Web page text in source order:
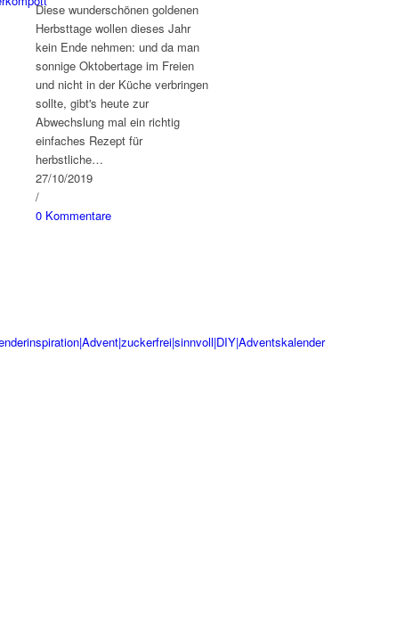
Diese wunderschönen goldenen
Herbsttage wollen dieses Jahr
kein Ende nehmen: und da man
sonnige Oktobertage im Freien
und nicht in der Küche verbringen
sollte, gibt's heute zur
Abwechslung mal ein richtig
einfaches Rezept für
herbstliche…
27/10/2019
/
0 Kommentare